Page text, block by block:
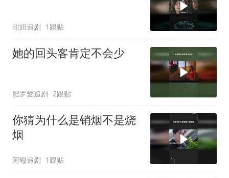
甜妞追剧 1跟贴
她的回头客肯定不会少
肥罗爱追剧 2跟贴
你猜为什么是销烟不是烧
烟
阿鳓追剧 1跟贴